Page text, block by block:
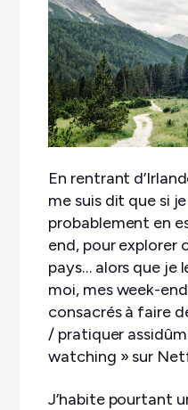
En rentrant
me suis dit que si
probablement en
end, pour explorer
pays… alors que je
moi, mes week-
consacrés à faire
/ pratiquer
watching » sur
J’habite pourtant